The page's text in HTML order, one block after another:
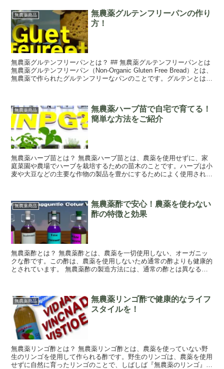
無農薬商品
無農薬グルテンフリーパンの作り
方！
無農薬グルテンフリーパンとは？ ## 無農薬グルテンフリーパンとは
無農薬グルテンフリーパン（Non-Organic Gluten Free Bread）とは、
無農薬で作られたグルテンフリーなパンのことです。グルテンとは小
無農薬商品
無農薬ハーブ苗で自宅で育てる！
簡単な方法をご紹介
無農薬ハーブ苗とは？ 無農薬ハーブ苗とは、農薬を使用せずに、家
庭菜園や農場でハーブを栽培するための苗木のことです。ハーブは小
麦や大豆などの主要な作物の製品を豊かにするためによく使用されて
無農薬商品
無農薬酢で安心！農薬を使わない
酢の特徴と効果
無農薬酢とは？ 無農薬酢とは、農薬を一切使用しない、オーガニッ
クな酢です。この酢は、農薬を使用しないため通常の酢よりも健康的
とされています。 無農薬酢の製造方法には、通常の酢とは異なる、
無農薬商品
無農薬リンゴ酢で健康的なライフ
スタイルを！
無農薬リンゴ酢とは？ 無農薬リンゴ酢とは、農薬を使っていない野
生のリンゴを使用して作られる酢です。野生のリンゴは、農薬を使用
せずに自然に育ったリンゴのことで、しばしば『無農薬のリンゴ』と